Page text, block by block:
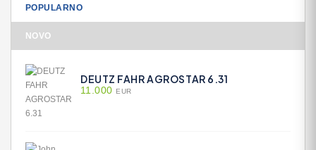
POPULARNO
NOVO
DEUTZ FAHR AGROSTAR 6.31
11.000 EUR